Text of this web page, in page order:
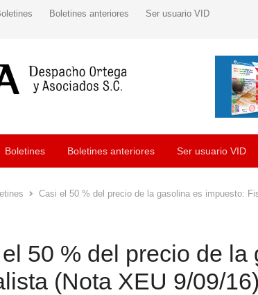
Boletines anteriores Ser usuario VID
Boletines Boletines anteriores Ser usuario VID
Casi el 50 % del precio de la gasolina es impuesto:
50 % del precio de la
(Nota XEU 9/09/16)